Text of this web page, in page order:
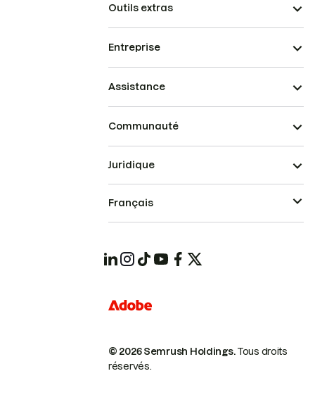
Outils extras
Entreprise
Assistance
Communauté
© 2026 Semrush Holdings.Tous droits
réservés.
Juridique
Français